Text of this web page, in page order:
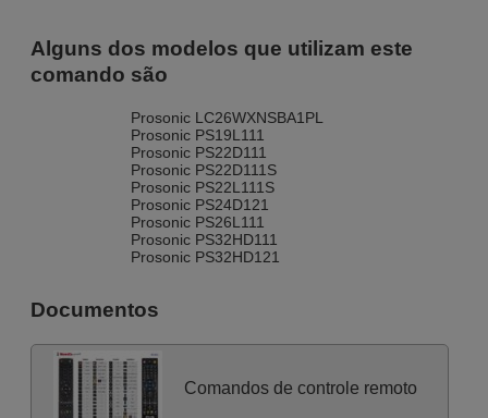
Alguns dos modelos que utilizam este
comando são
Prosonic LC26WXNSBA1PL
Prosonic PS19L111
Prosonic PS22D111
Prosonic PS22D111S
Prosonic PS22L111S
Prosonic PS24D121
Prosonic PS26L111
Prosonic PS32HD111
Prosonic PS32HD121
Documentos
Comandos de controle remoto